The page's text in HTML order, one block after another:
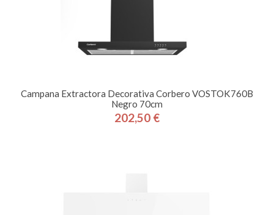
Campana Extractora Decorativa Corbero VOSTOK760B
Negro 70cm
Precio
202,50 €